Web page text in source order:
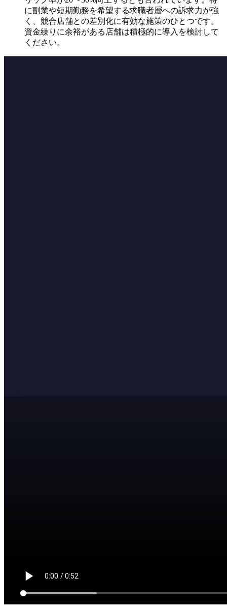
に副業や短期勤務を希望する求職者層への訴求力が強
く、競合店舗との差別化に有効な施策のひとつです。
資金繰りに余裕がある店舗は積極的に導入を検討して
ください。